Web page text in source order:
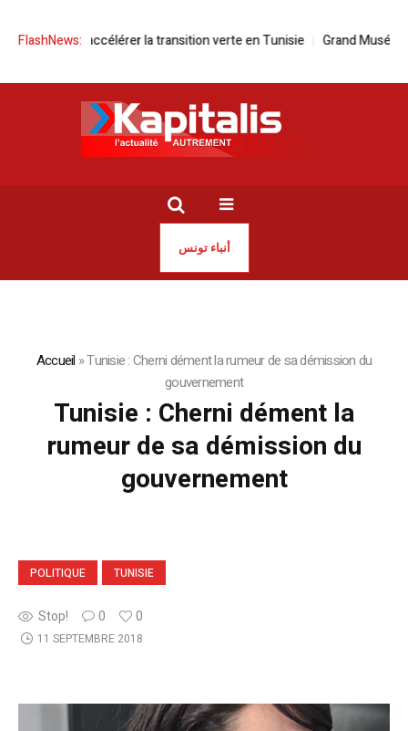
FlashNews:
pour accélérer la transition verte en Tunisie Grand Musée
أنباء تونس
Accueil »Tunisie : Cherni dément la rumeur de sa démission du
gouvernement
Tunisie : Cherni dément la
rumeur de sa démission du
gouvernement
POLITIQUE TUNISIE
Stop! 0 0
11 SEPTEMBRE 2018